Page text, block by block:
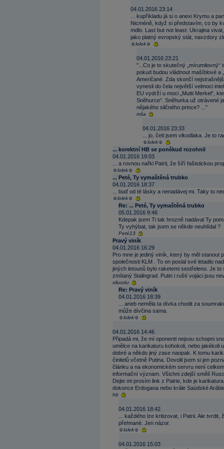
04.01.2016 23:14
... kupříkladu já si o anexi Krymu a
Nicméně, když si představím, co by
mdlo. Last but not least: Ukrajina
jako platný evropský stát, navzdory
☺lolek☺
04.01.2016 23:21
"...Co je to skutečný
pokud budou vládnout mašíblové a
Američané. Zda skončí
vynesli do čela největší velmoci
EU vydrží u moci „Mutti Merkel“,
Sněhurce“. Sněhurka už otrávené
nějakého sličného prince? ..."
mša
04.01.2016 23:33
... jo, četl jsem vlkodlaka. Je to
☺lolek☺
... korektní HB se poněkud rozohnil
04.01.2016 19:03
... a rovnou nařkl Patrii, že šíří fašistickou
☺lolek☺
... Peté, Ty vymaštěná trubko
04.01.2016 18:37
... buď od té lásky a nenadávej mi. Taky to
☺lolek☺
Re: ... Peté, Ty vymaštěná trubko
05.01.2016 9:46
Kdepak jsem Ti tak hrozně nadával Ty
Ty vyhýbat, tak jsem se někde neuhlídal ?
Peté13
Pravý viník
04.01.2016 16:29
Pro mne je jediný viník, který by měl stanout
společnosti KLM . To on poslal své letadlo
jiných letounů bylo raketemi sestřeleno. Je
zmítaný Stalingrad. Putin i ruští vojáci jsou
xiluodu
Re: Pravý viník
04.01.2016 18:39
... aneb neměla ta dívka chodit za
může dívčina sama.
☺lolek☺
04.01.2016 14:46
Připadá mi, že mí oponenti nejsou schopni
umělce na karikaturu kohokoli, nebo jakékoli
dobré a někdo jiný zase naopak. K tomu
činitelů včetně Putina. Dovolil jsem si jen
článku a na ekonomickém servru není
informační význam. Všichni zdejší smělí
Dejte mi prosím link z Patrie, kde je
dokonce Erdogana nebo krále Saúdské
hb
04.01.2016 18:42
... každého lze kritizovat, i Patrii. Ale
přehnané. Jen názor.
☺lolek☺
04.01.2016 15:03